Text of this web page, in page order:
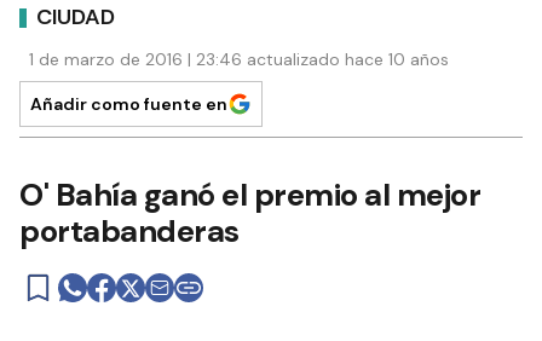
CIUDAD
1 de marzo de 2016 | 23:46 actualizado hace 10 años
Añadir como fuente en
O' Bahía ganó el premio al mejor
portabanderas